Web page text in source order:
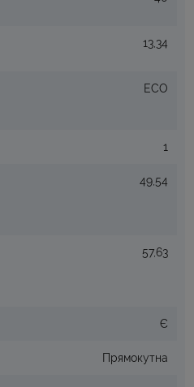
13,34
ЕСО
1
49,54
57,63
Є
Прямокутна